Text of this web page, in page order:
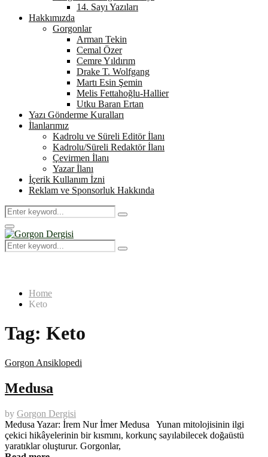
14. Sayı Yazıları
Hakkımızda
Gorgonlar
Arman Tekin
Cemal Özer
Cemre Yıldırım
Drake T. Wolfgang
Martı Esin Şemin
Melis Fettahoğlu-Hallier
Utku Baran Ertan
Yazı Gönderme Kuralları
İlanlarımız
Kadrolu ve Süreli Editör İlanı
Kadrolu/Süreli Redaktör İlanı
Çevirmen İlanı
Yazar İlanı
İçerik Kullanım İzni
Reklam ve Sponsorluk Hakkında
Search
for:
Search
Primary
Menu
Search
for:
Search
Home
Keto
Tag: Keto
Gorgon Ansiklopedi
Medusa
by Gorgon Dergisi
Medusa Yazar: İrem Nur İmer Medusa Yunan mitolojisinin ilgi
çekici hikâyelerinin bir kısmını, korkunç sayılabilecek doğaüstü
yaratıklar oluşturur. Gorgonlar,